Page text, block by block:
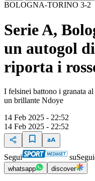
BOLOGNA-TORINO 3-2
Serie A,
un autogol
riporta i
I felsinei battono i granata
un brillante Ndoye
14 Feb 2025 - 22:52
14 Feb 2025 - 22:52
Segui su
whatsapp discover